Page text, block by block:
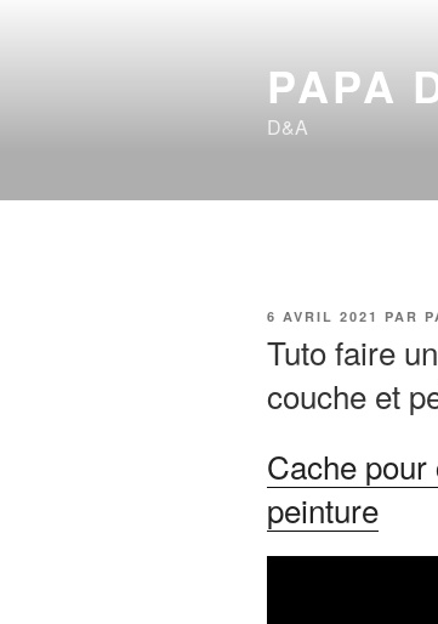
PAPA
D&A
PUBLIÉ
6 AVRIL 2021 PAR
Tuto faire
couche et
Cache
peinture